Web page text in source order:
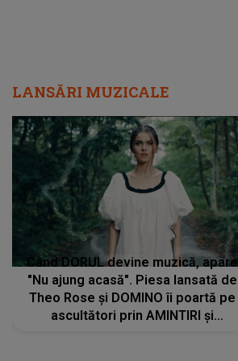
LANSĂRI MUZICALE
Când DORUL devine muzică, apare
"Nu ajung acasă". Piesa lansată de
Theo Rose și DOMINO îi poartă pe
ascultători prin AMINTIRI și